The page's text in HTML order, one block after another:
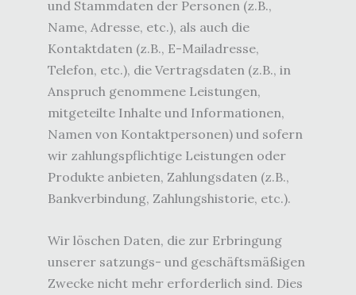
und Stammdaten der Personen (z.B.,
Name, Adresse, etc.), als auch die
Kontaktdaten (z.B., E-Mailadresse,
Telefon, etc.), die Vertragsdaten (z.B., in
Anspruch genommene Leistungen,
mitgeteilte Inhalte und Informationen,
Namen von Kontaktpersonen) und sofern
wir zahlungspflichtige Leistungen oder
Produkte anbieten, Zahlungsdaten (z.B.,
Bankverbindung, Zahlungshistorie, etc.).
Wir löschen Daten, die zur Erbringung
unserer satzungs- und geschäftsmäßigen
Zwecke nicht mehr erforderlich sind. Dies